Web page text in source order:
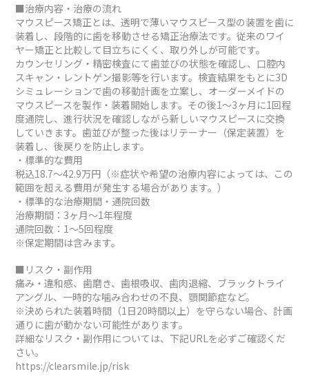
■治療内容・治療の流れ
マウスピース矯正とは、透明で薄いマウスピース型の装置を歯に
装着し、段階的に歯を移動させる矯正治療法です。従来のワイ
ヤー矯正と比較して目立ちにくく、取り外しが可能です。
カウンセリング・精密検査にて歯並びの状態を確認し、口腔内
スキャン・レントゲン撮影等を行います。検査結果をもとに3D
シミュレーションで歯の移動計画を立案し、オーダーメイドの
マウスピースを製作・装着開始します。その後1～3ヶ月に1回程
度通院し、進行状況を確認しながら新しいマウスピースに交換
していきます。歯並びが整った後はリテーナー（保定装置）を
装着し、後戻りを防止します。
・標準的な費用
税込18.7～42.9万円（※症状や希望の治療内容によっては、この
範囲を超える費用が発生する場合があります。）
・標準的な治療期間・通院回数
治療期間：3ヶ月～1年程度
通院回数：1～5回程度
※保定期間は含みます。
■リスク・副作用
痛み・違和感、歯磨き、歯根吸収、歯肉退縮、ブラックトライ
アングル、一時的な噛み合わせの不良、顎関節症など。
※決められた装着時間（1日20時間以上）を守らない場合、計画
通りに歯が動かない可能性があります。
詳細なリスク・副作用については、下記URLを必ずご確認くだ
さい。
https://clearsmile.jp/risk